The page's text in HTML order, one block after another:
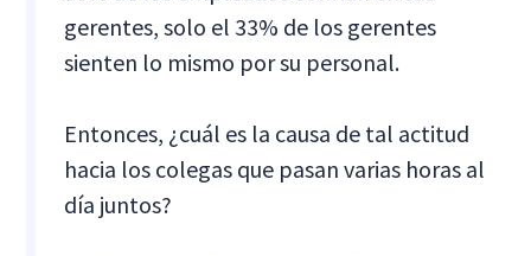
gerentes, solo el 33% de los gerentes
sienten lo mismo por su personal.
Entonces, ¿cuál es la causa de tal actitud
hacia los colegas que pasan varias horas al
día juntos?